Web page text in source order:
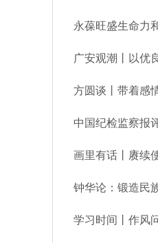
永葆旺盛生命力
广安观潮丨以优
方圆谈丨带着感
画里有话丨赓续
钟华论：锻造民
学习时间丨作风